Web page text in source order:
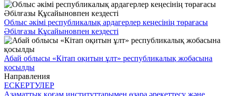
Облыс әкімі республикалық ардагерлер кеңесінің төрағасы
Әбілғазы Құсайыновпен кездесті
Абай облысы «Кітап оқитын ұлт» республикалық жобасына
қосылды
Направления
ЕСКЕРТУЛЕР
Азаматтық қоғам институттарымен өзара әрекеттесу және